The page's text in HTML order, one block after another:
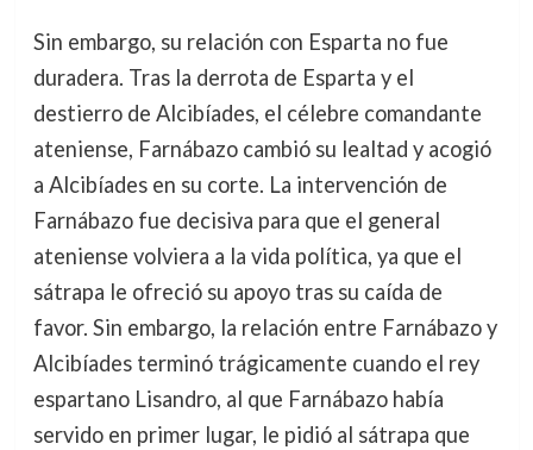
Sin embargo, su relación con Esparta no fue
duradera. Tras la derrota de Esparta y el
destierro de Alcibíades, el célebre comandante
ateniense, Farnábazo cambió su lealtad y acogió
a Alcibíades en su corte. La intervención de
Farnábazo fue decisiva para que el general
ateniense volviera a la vida política, ya que el
sátrapa le ofreció su apoyo tras su caída de
favor. Sin embargo, la relación entre Farnábazo y
Alcibíades terminó trágicamente cuando el rey
espartano Lisandro, al que Farnábazo había
servido en primer lugar, le pidió al sátrapa que